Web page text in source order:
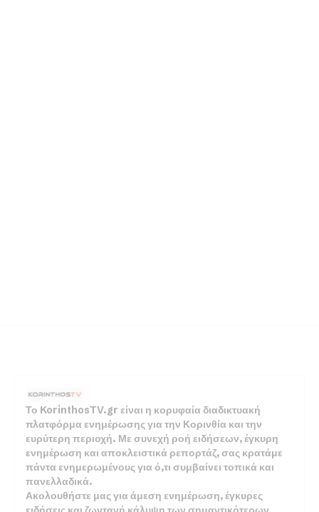
Το KorinthosTV.gr είναι η κορυφαία διαδικτυακή
πλατφόρμα ενημέρωσης για την Κορινθία και την
ευρύτερη περιοχή. Με συνεχή ροή ειδήσεων, έγκυρη
ενημέρωση και αποκλειστικά ρεπορτάζ, σας κρατάμε
πάντα ενημερωμένους για ό,τι συμβαίνει τοπικά και
πανελλαδικά.
Ακολουθήστε μας για άμεση ενημέρωση, έγκυρες